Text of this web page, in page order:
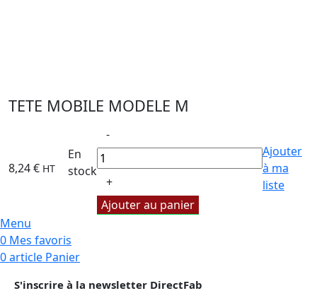
TETE MOBILE MODELE M
8,24€ HT
En
stock
Ajouter au panier
Ajouter
à ma
liste
Menu
0 Mes favoris
0article Panier
S'inscrire à la newsletter DirectFab